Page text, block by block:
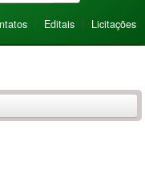
Editais Licitações